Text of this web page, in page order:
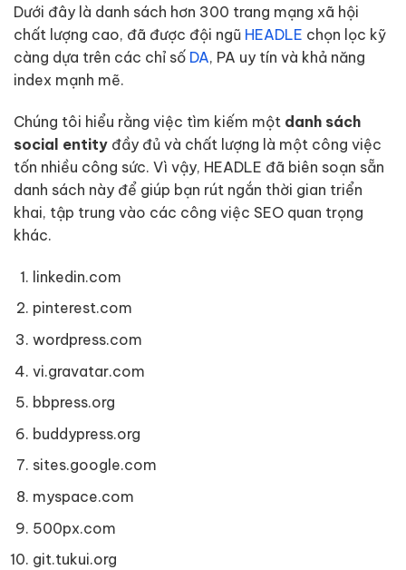
Dưới đây là danh sách hơn 300 trang mạng xã hội
chất lượng cao, đã được đội ngũ HEADLE chọn lọc kỹ
càng dựa trên các chỉ số DA, PA uy tín và khả năng
index mạnh mẽ.
Chúng tôi hiểu rằng việc tìm kiếm một danh sách
social entity đầy đủ và chất lượng là một công việc
tốn nhiều công sức. Vì vậy, HEADLE đã biên soạn sẵn
danh sách này để giúp bạn rút ngắn thời gian triển
khai, tập trung vào các công việc SEO quan trọng
khác.
linkedin.com
pinterest.com
wordpress.com
vi.gravatar.com
bbpress.org
buddypress.org
sites.google.com
myspace.com
500px.com
git.tukui.org